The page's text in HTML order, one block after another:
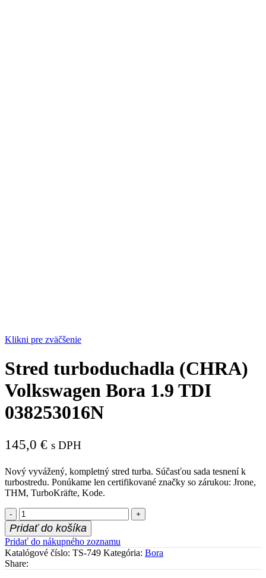
Klikni pre zväčšenie
Stred turboduchadla (CHRA)
Volkswagen Bora 1.9 TDI
038253016N
145,0 € s DPH
Nový vyvážený, kompletný stred turba. Súčasťou sada tesnení k
turbostredu. Ponúkame len certifikované značky so zárukou: Jrone,
THM, TurboKräfte, Kode.
množstvo
Stred
turboduchadla
(CHRA)
Volkswagen
Bora
Pridať do košíka
Pridať do nákupného zoznamu
Katalógové číslo: TS-749 Kategória: Bora
Share: